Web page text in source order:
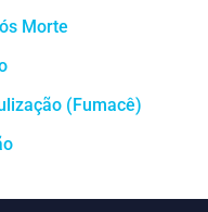
Morte
(Fumacê)